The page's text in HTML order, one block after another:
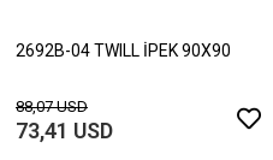
2692B-04 TWILL İPEK 90X90
88,07 USD
73,41 USD